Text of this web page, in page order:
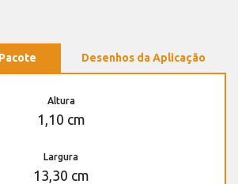
Desenhos da Aplicação
Altura
1,10 cm
Largura
13,30 cm